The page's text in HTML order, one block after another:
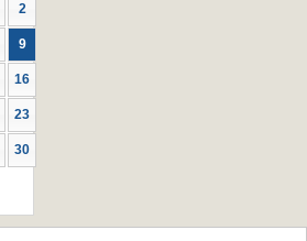
2
9
16
23
30